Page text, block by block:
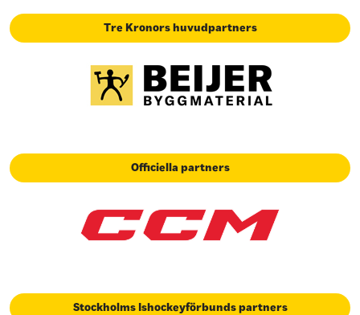
Tre Kronors huvudpartners
Officiella partners
Stockholms Ishockeyförbunds partners